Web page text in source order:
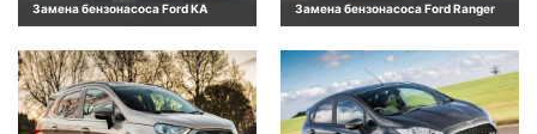
Замена бензонасоса Ford KA Замена бензонасоса Ford Ranger